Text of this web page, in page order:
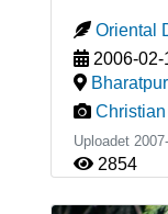
Oriental
2006-02-
Uploadet
2854